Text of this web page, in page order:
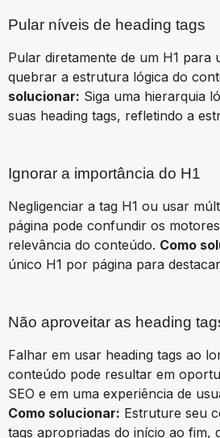
Pular níveis de heading tags
Pular diretamente de um H1 para
quebrar a estrutura lógica do
solucionar: Siga uma hierarquia
suas heading tags, refletindo a
Ignorar a importância do H1
Negligenciar a tag H1 ou usar
página pode confundir os
relevância do conteúdo. Como
único H1 por página para
Não aproveitar as heading
Falhar em usar heading tags ao
conteúdo pode resultar em
SEO e em uma experiência de
Como solucionar: Estruture seu
tags apropriadas do início ao fim,